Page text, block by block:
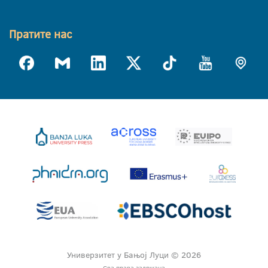
Пратите нас
Универзитет у Бањој Луци © 2026